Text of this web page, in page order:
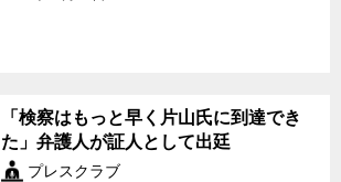
「検察はもっと早く片山氏に到達でき
た」弁護人が証人として出廷
プレスクラブ